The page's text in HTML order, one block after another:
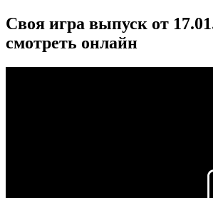
Своя игра выпуск от
смотреть онлайн